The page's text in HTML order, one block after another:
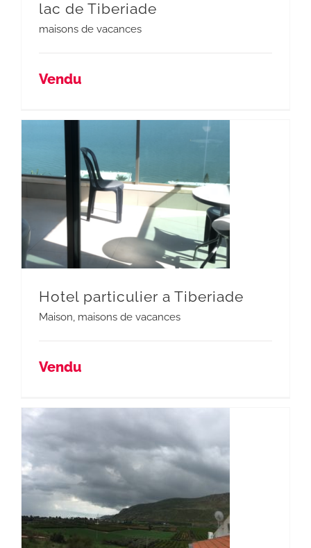
lac de Tiberiade
maisons de vacances
Vendu
Hotel particulier a Tiberiade
Maison maisons de vacances
Vendu